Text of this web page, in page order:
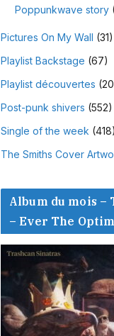
Poppunkwave story
Pictures On My Wall (31)
Playlist Backstage (67)
Playlist découvertes
Post-punk shivers (552)
Single of the week (418)
The Smiths Cover
Album du mois –
– Ever The